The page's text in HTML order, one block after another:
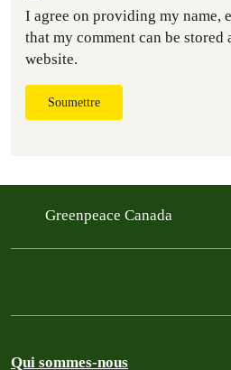
I agree on providing my name,
that my comment can be stored
website.
Soumettre
Greenpeace Canada
Qui sommes-nous